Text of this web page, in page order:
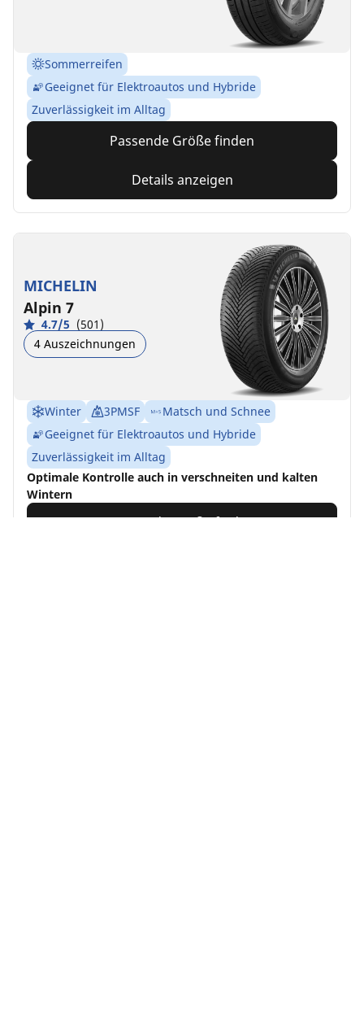
Sommerreifen
Geeignet für Elektroautos und Hybride
Zuverlässigkeit im Alltag
Passende Größe finden
Details anzeigen
MICHELIN
Alpin 7
4.7/5 (501)
4 Auszeichnungen
Winter 3PMSF
Matsch und Schnee
Geeignet für Elektroautos und Hybride
Zuverlässigkeit im Alltag
Optimale Kontrolle auch in verschneiten und kalten
Wintern
Passende Größe finden